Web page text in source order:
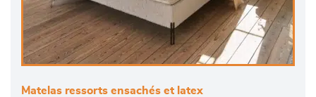
Matelas ressorts ensachés et latex